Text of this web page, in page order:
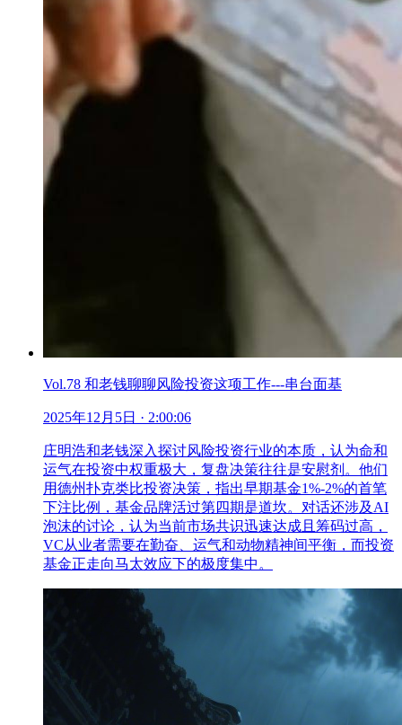
Vol.78 和老钱聊聊风险投资这项工作---串台面基
2025年12月5日 · 2:00:06
庄明浩和老钱深入探讨风险投资行业的本质，认为命和
运气在投资中权重极大，复盘决策往往是安慰剂。他们
用德州扑克类比投资决策，指出早期基金1%-2%的首笔
下注比例，基金品牌活过第四期是道坎。对话还涉及AI
泡沫的讨论，认为当前市场共识迅速达成且筹码过高，
VC从业者需要在勤奋、运气和动物精神间平衡，而投资
基金正走向马太效应下的极度集中。